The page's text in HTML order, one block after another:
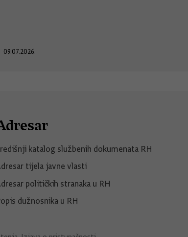
09.07.2026.
katalog službenih dokumenata RH
tijela javne vlasti
političkih stranaka u RH
dužnosnika u RH